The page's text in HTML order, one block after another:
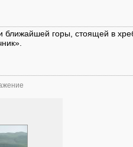
горы, стоящей в